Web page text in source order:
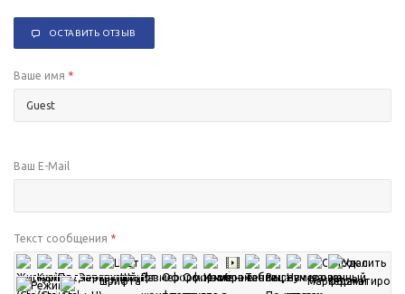
ОСТАВИТЬ ОТЗЫВ
Ваше имя *
Ваш E-Mail
Текст сообщения *